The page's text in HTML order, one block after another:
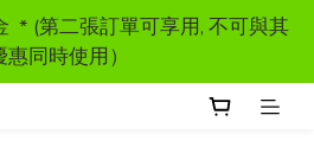
* (第二張訂單可享用, 不可與其
同時使用）
* (第二張訂單可享用, 不可與其
同時使用）